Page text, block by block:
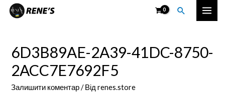
Перейти
Пошук
Main
6D3B89AE-2A39-41DC-8750-
2ACC7E7692F5
Залишити коментар / Відrenes.store